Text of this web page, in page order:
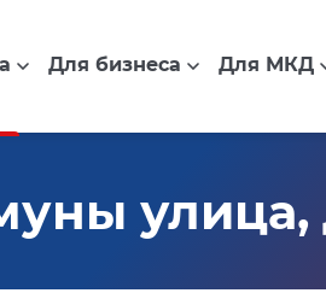
Для бизнеса Для МКД
улица,